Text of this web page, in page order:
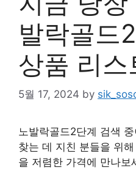
발락골드
상품 리스
5월 17, 2024 by
노발락골드2단계 검색
찾는 데 지친 분들을 위
을 저렴한 가격에 만나보